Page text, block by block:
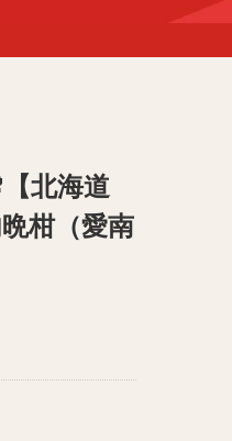
北海道
柑（愛南